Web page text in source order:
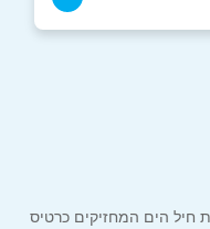
חיל הים המחזיקים כרטיס